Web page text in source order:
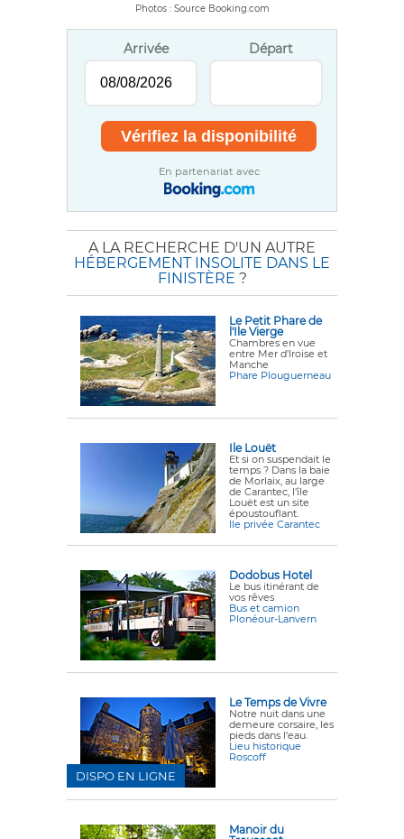
Photos : Source Booking.com
Arrivée Départ
En partenariat avec
A LA RECHERCHE D'UN AUTRE
HÉBERGEMENT INSOLITE DANS LE
FINISTÈRE ?
Le Petit Phare de
l'Ile Vierge
Chambres en vue
entre Mer d'Iroise et
Manche
Phare Plouguerneau
Ile Louët
Et si on suspendait le
temps ? Dans la baie
de Morlaix, au large
de Carantec, l'île
Louët est un site
époustouflant.
Ile privée Carantec
Dodobus Hotel
Le bus itinérant de
vos rêves
Bus et camion
Plonéour-Lanvern
Le Temps de Vivre
Notre nuit dans une
demeure corsaire, les
pieds dans l'eau.
Lieu historique
Roscoff
DISPO EN LIGNE
Manoir du